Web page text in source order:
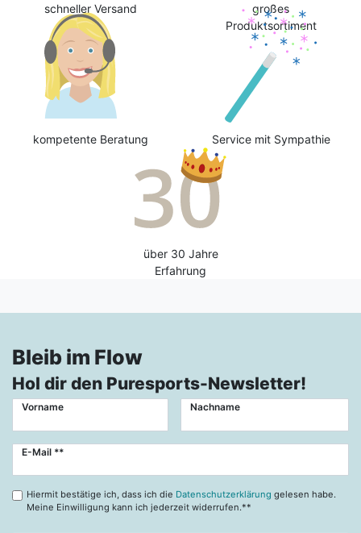
schneller Versand
großes
Produktsortiment
kompetente Beratung Service mit Sympathie
über 30 Jahre
Erfahrung
Bleib im Flow
Hol dir den Puresports-Newsletter!
Vorname Nachname
E-Mail **
Newsletter
Hiermit bestätige ich, dass ich die Datenschutzerklärung gelesen habe.
Meine Einwilligung kann ich jederzeit widerrufen.**